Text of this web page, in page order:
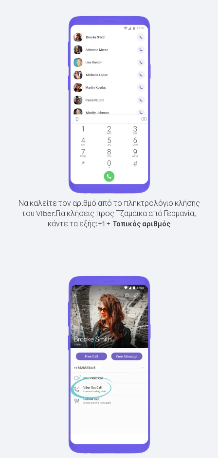
Να καλείτε τον αριθμό από το πληκτρολόγιο κλήσης
του Viber.Για κλήσεις προς Τζαμάικα από Γερμανία,
κάντε τα εξής:+1 + Τοπικός αριθμός